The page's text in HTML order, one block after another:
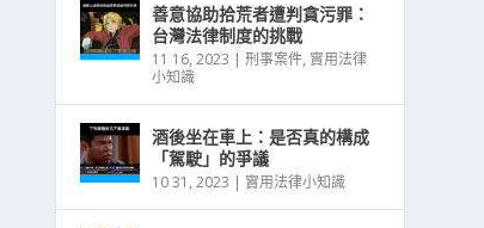
善意協助拾荒者遭判貪污罪：
台灣法律制度的挑戰
11 16, 2023 |刑事案件, 實用法律
小知識
酒後坐在車上：是否真的構成
「駕駛」的爭議
10 31, 2023 | 實用法律小知識